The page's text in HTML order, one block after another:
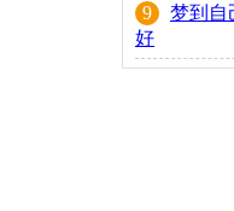
9
梦到自
好